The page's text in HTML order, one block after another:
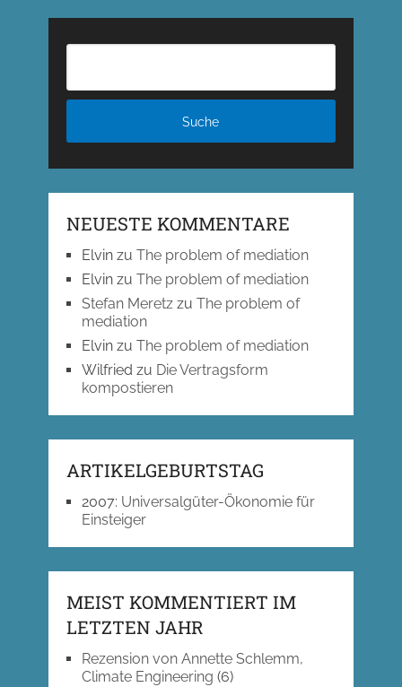
NEUESTE KOMMENTARE
Elvinzu The problem of mediation
Elvinzu The problem of mediation
Stefan Meretzzu The problem of
mediation
Elvinzu The problem of mediation
Wilfried zu Die Vertragsform
kompostieren
ARTIKELGEBURTSTAG
2007: Universalgüter-Ökonomie für
Einsteiger
MEIST KOMMENTIERT IM
LETZTEN JAHR
Rezension von Annette Schlemm,
Climate Engineering (6)